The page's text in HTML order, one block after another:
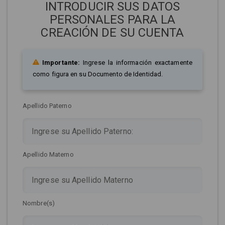
INTRODUCIR SUS DATOS
PERSONALES PARA LA
CREACIÓN DE SU CUENTA
Importante: Ingrese la información exactamente
como figura en su Documento de Identidad.
Apellido Paterno
Apellido Materno
Nombre(s)